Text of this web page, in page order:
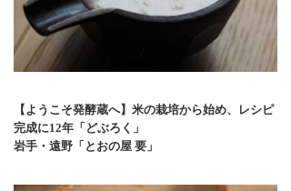
【ようこそ発酵蔵へ】米の栽培から始め、レシピ
完成に12年「どぶろく」
岩手・遠野「とおの屋 要」